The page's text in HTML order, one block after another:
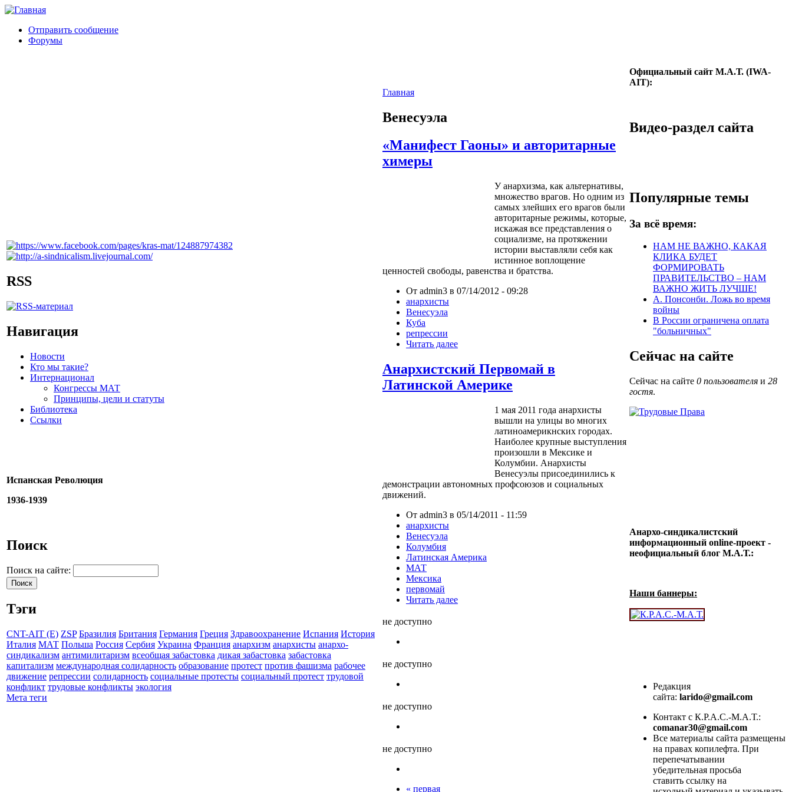
Отправить сообщение
Форумы
RSS
Навигация
Новости
Кто мы такие?
Интернационал
Конгрессы МАТ
Принципы, цели и статуты
Библиотека
Ссылки
Испанская Революция
1936-1939
Поиск
Поиск на сайте:
Тэги
CNT-AIT (E) ZSP Бразилия Британия Германия Греция Здравоохранение Испания История
Италия МАТ Польша Россия Сербия Украина Франция анархизм анархисты анархо-
синдикализм антимилитаризм всеобщая забастовка дикая забастовка забастовка
капитализм международная солидарность образование протест против фашизма рабочее
движение репрессии солидарность социальные протесты социальный протест трудовой
конфликт трудовые конфликты экология
Мета теги
Главная
Венесуэла
«Манифест Гаоны» и авторитарные
химеры
У анархизма, как альтернативы,
множество врагов. Но одним из
самых злейших его врагов были
авторитарные режимы, которые,
искажая все представления о
социализме, на протяжении
истории выставляли себя как
истинное воплощение
ценностей свободы, равенства и братства.
От admin3 в 07/14/2012 - 09:28
анархисты
Венесуэла
Куба
репрессии
Читать далее
Анархистский Первомай в
Латинской Америке
1 мая 2011 года анархисты
вышли на улицы во многих
латиноамерикнских городах.
Наиболее крупные выступления
произошли в Мексике и
Колумбии. Анархисты
Венесуэлы присоединились к
демонстрации автономных профсоюзов и социальных
движений.
От admin3 в 05/14/2011 - 11:59
анархисты
Венесуэла
Колумбия
Латинская Америка
МАТ
Мексика
первомай
Читать далее
не доступно
не доступно
не доступно
не доступно
« первая
Официальный сайт М.А.Т. (IWA-
AIT):
Видео-раздел сайта
Популярные темы
За всё время:
НАМ НЕ ВАЖНО, КАКАЯ
КЛИКА БУДЕТ
ФОРМИРОВАТЬ
ПРАВИТЕЛЬСТВО – НАМ
ВАЖНО ЖИТЬ ЛУЧШЕ!
А. Понсонби. Ложь во время
войны
В России ограничена оплата
"больничных"
Сейчас на сайте
Сейчас на сайте 0 пользователя и 28
гостя.
Анархо-синдикалистский
информационный online-проект -
неофициальный блог М.А.Т.:
Наши баннеры:
Редакция
сайта: larido@gmail.com
Контакт с К.Р.А.С.-М.А.Т.:
comanar30@gmail.com
Все материалы сайта размещены
на правах копилефта. При
перепечатывании
убедительная просьба
ставить ссылку на